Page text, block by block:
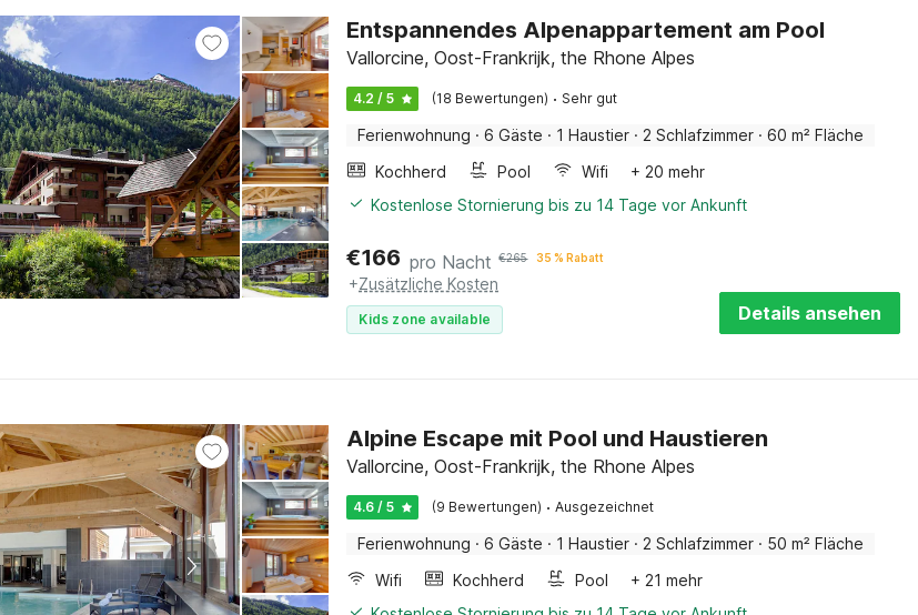
Entspannendes Alpenappartement am Pool
Vallorcine, Oost-Frankrijk, the Rhone Alpes
4.2 / 5 (18 Bewertungen) · Sehr gut
Ferienwohnung · 6 Gäste · 1 Haustier · 2 Schlafzimmer · 60 m² Fläche
Kochherd
Pool Wifi
+ 20 mehr
Kostenlose Stornierung bis zu 14 Tage vor Ankunft
€166 pro Nacht €265 35 % Rabatt
+Zusätzliche Kosten
Kids zone available Details ansehen
Alpine Escape mit Pool und Haustieren
Vallorcine, Oost-Frankrijk, the Rhone Alpes
4.6 / 5 (9 Bewertungen) · Ausgezeichnet
Ferienwohnung · 6 Gäste · 1 Haustier · 2 Schlafzimmer · 50 m² Fläche
Wifi
Kochherd Pool
+ 21 mehr